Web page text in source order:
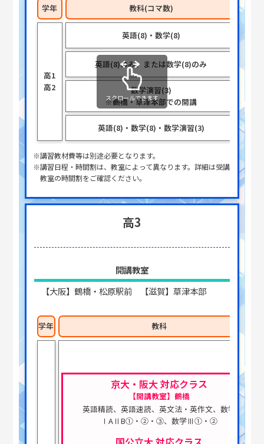
学年 教科(コマ数)
高1
高2
英語(8)・数学(8)
英語(8)のみ、または数学(8)のみ
数学演習(3)
※鶴橋・草津本部での開講
英語(8)・数学(8)・数学演習(3)
スクロールできます
※講習教材費等は別途必要となります。
※講習日程・時間割は、教室によって異なります。詳細は受講
教室の時間割をご確認ください。
高3
開講教室
【大阪】鶴橋・松原駅前 【滋賀】草津本部
学年 教科
京大・阪大 対応クラス
【開講教室】鶴橋
英語精読、英語速読、英文法・英作文、数学
ⅠAⅡB➀・➁・③、数学Ⅲ➀・➁